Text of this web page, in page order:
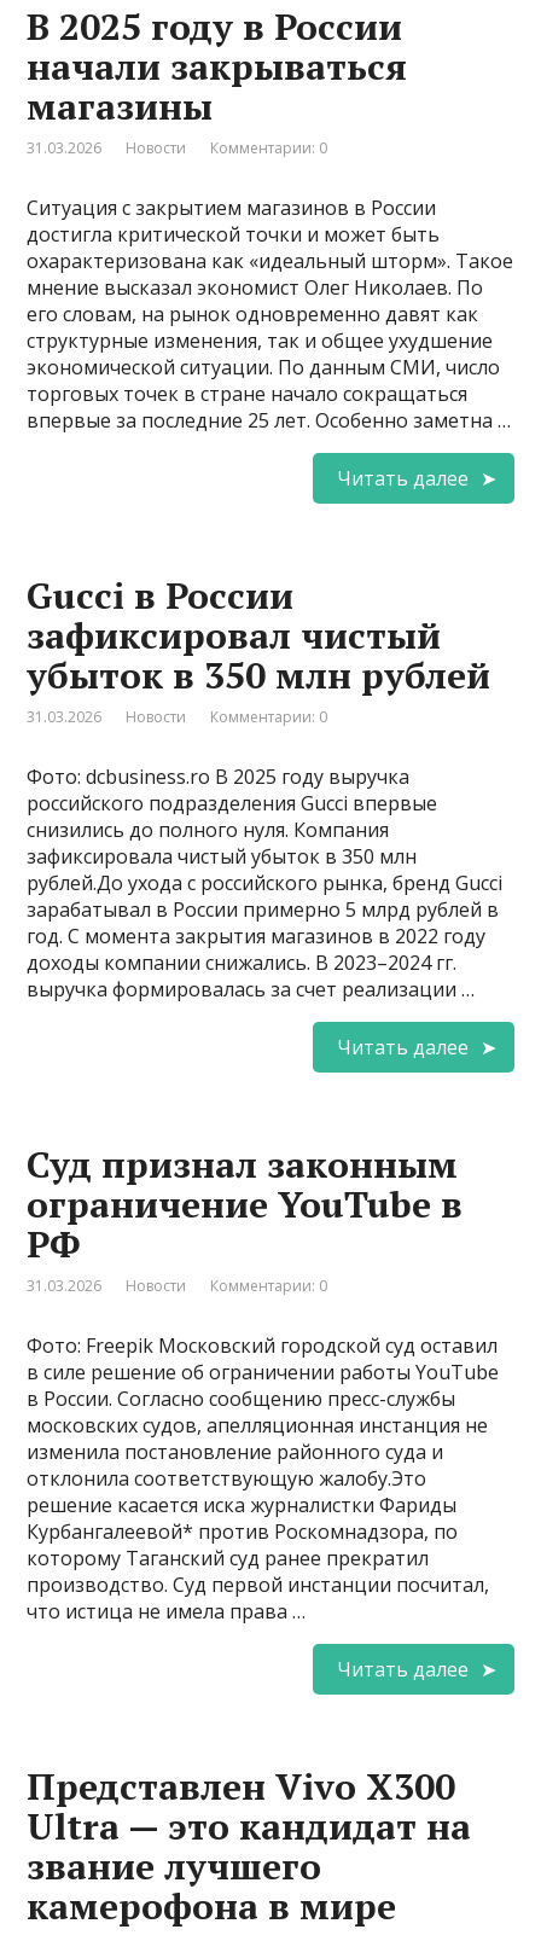
В 2025 году в России
начали закрываться
магазины
31.03.2026 Новости Комментарии: 0
Ситуация с закрытием магазинов в России
достигла критической точки и может быть
охарактеризована как «идеальный шторм». Такое
мнение высказал экономист Олег Николаев. По
его словам, на рынок одновременно давят как
структурные изменения, так и общее ухудшение
экономической ситуации. По данным СМИ, число
торговых точек в стране начало сокращаться
впервые за последние 25 лет. Особенно заметна …
Читать далее
Gucci в России
зафиксировал чистый
убыток в 350 млн рублей
31.03.2026 Новости Комментарии: 0
Фото: dcbusiness.ro В 2025 году выручка
российского подразделения Gucci впервые
снизились до полного нуля. Компания
зафиксировала чистый убыток в 350 млн
рублей.До ухода с российского рынка, бренд Gucci
зарабатывал в России примерно 5 млрд рублей в
год. С момента закрытия магазинов в 2022 году
доходы компании снижались. В 2023–2024 гг.
выручка формировалась за счет реализации …
Читать далее
Суд признал законным
ограничение YouTube в
РФ
31.03.2026 Новости Комментарии: 0
Фото: Freepik Московский городской суд оставил
в силе решение об ограничении работы YouTube
в России. Согласно сообщению пресс-службы
московских судов, апелляционная инстанция не
изменила постановление районного суда и
отклонила соответствующую жалобу.Это
решение касается иска журналистки Фариды
Курбангалеевой* против Роскомнадзора, по
которому Таганский суд ранее прекратил
производство. Суд первой инстанции посчитал,
что истица не имела права …
Читать далее
Представлен Vivo X300
Ultra — это кандидат на
звание лучшего
камерофона в мире